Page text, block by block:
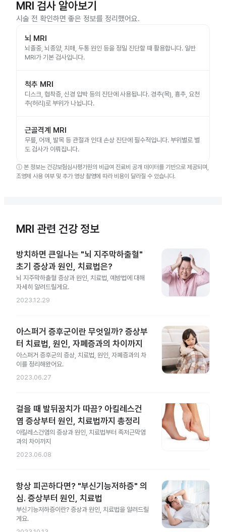
MRI 검사 알아보기
시술 전 확인하면 좋은 정보를 정리했어요.
뇌 MRI
뇌졸중, 뇌종양, 치매, 두통 원인 등을 정밀 진단할 때 활용합니다. 일반
MRI가 기본 검사입니다.
척추 MRI
디스크, 협착증, 신경 압박 등의 진단에 사용됩니다. 경추(목), 흉추, 요천
추(허리)로 부위가 나뉩니다.
근골격계 MRI
무릎, 어깨, 발목 등 관절과 인대 손상 진단에 필수적입니다. 부위별로 별
도 검사가 이뤄집니다.
ⓘ 본 정보는 건강보험심사평가원의 비급여 진료비 공개 데이터를 기반으로 제공되며,
조영제 사용 여부 및 추가 영상 촬영에 따라 비용이 달라질 수 있습니다.
MRI 관련 건강 정보
방치하면 큰일나는 "뇌 지주막하출혈"
초기 증상과 원인, 치료법은?
뇌 지주막하출혈 증상과 원인, 치료법, 예방법에 대해
자세히 알려드릴게요.
2023.12.29
아스퍼거 증후군이란 무엇일까? 증상부
터 치료법, 원인, 자폐증과의 차이까지
아스퍼거 증후군의 증상, 치료법, 원인, 자폐증과의 차
이를 정리해왔어요.
2023.06.27
걸을 때 발뒤꿈치가 따끔? 아킬레스건
염 증상부터 원인, 치료법까지 총정리
아킬레스건염의 증상과 원인, 치료법부터 족저근막염
과의 차이까지
2023.06.08
항상 피곤하다면? "부신기능저하증" 의
심. 증상부터 원인, 치료법
부신기능저하증이란? 증상과 원인, 치료법을 알려드릴
게요.